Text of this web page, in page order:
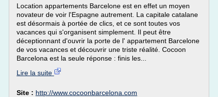
Location appartements Barcelone est en effet un moyen
novateur de voir l'Espagne autrement. La capitale catalane
est désormais à portée de clics, et ce sont toutes vos
vacances qui s'organisent simplement. Il peut être
déceptionnant d'ouvrir la porte de l' appartement Barcelone
de vos vacances et découvrir une triste réalité. Cocoon
Barcelona est la seule réponse : finis les...
Lire la suite
Site : http://www.cocoonbarcelona.com